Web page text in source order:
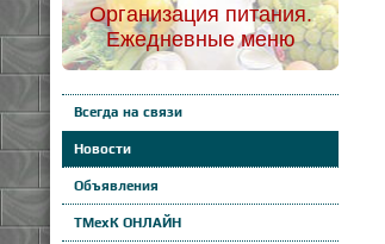
Организация питания.
Ежедневные меню
Всегда на связи
Новости
Объявления
ТМехК ОНЛАЙН